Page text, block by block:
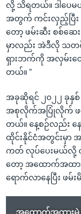
လို့ သိရတယ်။ ဒါပေ
အတွက် ကင်းလှည့်ပြီး
တော့ ဖမ်းဆီး စစ်ဆေ
မှာလည်း အဲဒီလို သတင်
ရှားဘက်ကို အလှမ်းဝေ
တယ်။ ”
အခုဆိုရင် ၂၀၂၂ ခုနှစ်
အစုလိုက်အပြုံလိုက် ဖမ်း
တယ်။ နေ့စဉ်လည်း နေ
ထိုင်းနိုင်ငံအတွင်းမှ
ကတ် လုပ်ပေးမယ်လို့ ထို
တော့ အထောက်အထာ
ရောက်လာနေပြီး ဖမ်